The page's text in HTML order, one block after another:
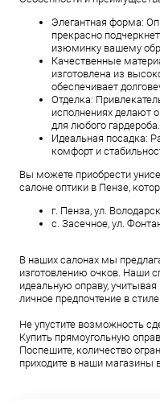
Элегантная форма:
прекрасно
изюминку вашему
Качественные
изготовлена из
обеспечивает
Отделка:
исполнениях делают
для любого гардероба.
Идеальная посадка:
комфорт и
Вы можете приобрести
салоне оптики в Пензе,
г. Пенза, ул.
с. Засечное, ул.
В наших салонах мы
изготовлению очков. Наши
идеальную оправу,
личное предпочтение в стиле.
Не упустите возможность
Купить прямоугольную
Поспешите, количество
приходите в наши магазины